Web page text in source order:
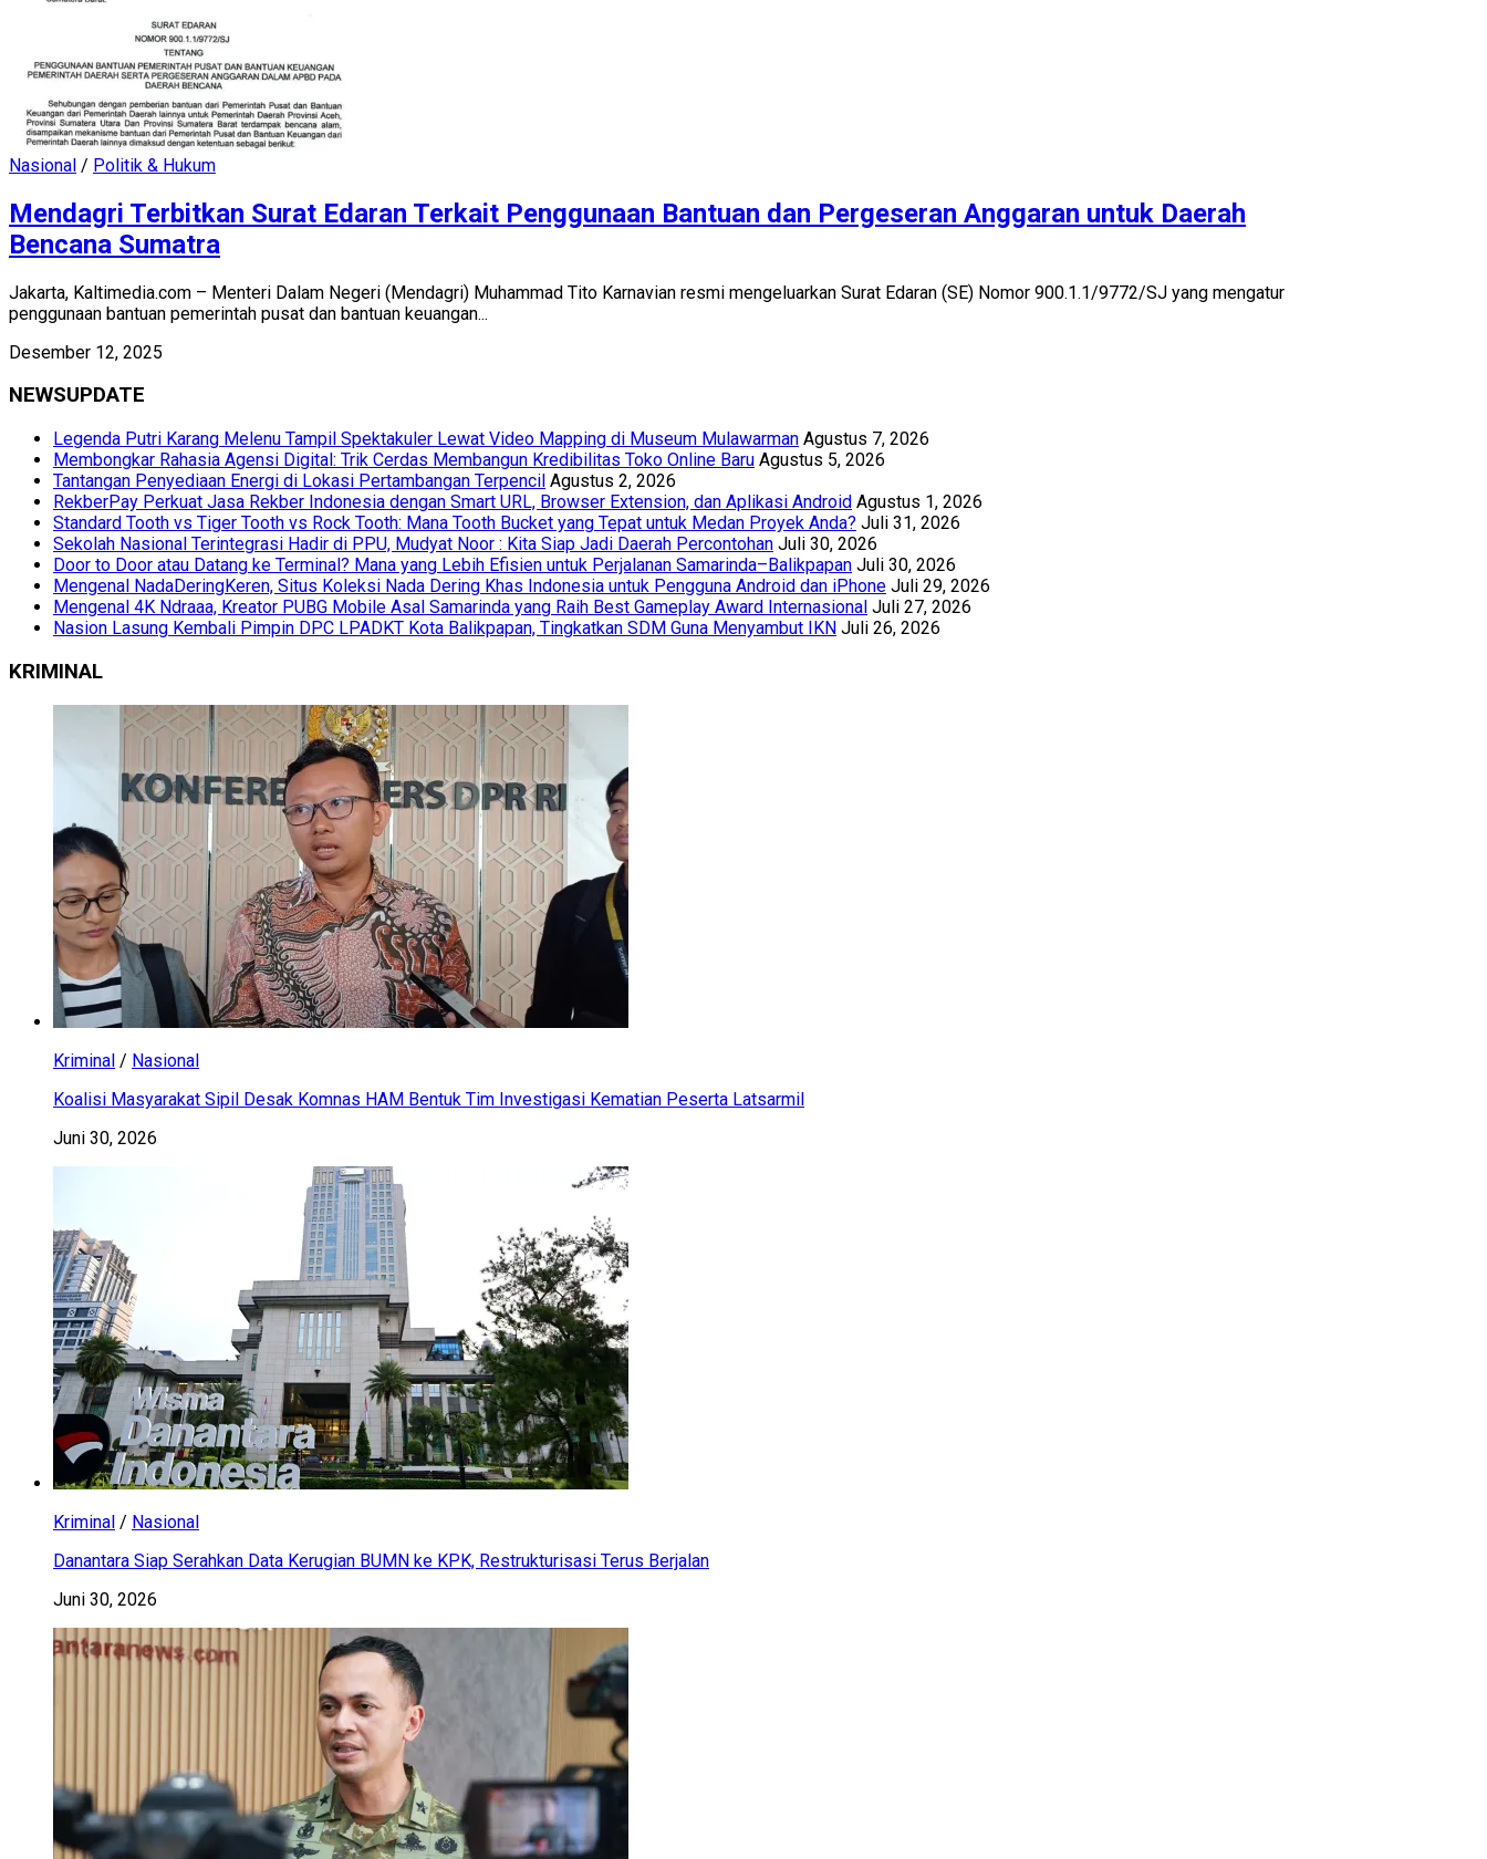
Nasional / Politik & Hukum
Mendagri Terbitkan Surat Edaran Terkait Penggunaan Bantuan dan Pergeseran Anggaran untuk Daerah
Bencana Sumatra
Jakarta, Kaltimedia.com – Menteri Dalam Negeri (Mendagri) Muhammad Tito Karnavian resmi mengeluarkan Surat Edaran (SE) Nomor 900.1.1/9772/SJ yang mengatur
penggunaan bantuan pemerintah pusat dan bantuan keuangan...
Desember 12, 2025
NEWSUPDATE
Legenda Putri Karang Melenu Tampil Spektakuler Lewat Video Mapping di Museum Mulawarman Agustus 7, 2026
Membongkar Rahasia Agensi Digital: Trik Cerdas Membangun Kredibilitas Toko Online Baru Agustus 5, 2026
Tantangan Penyediaan Energi di Lokasi Pertambangan Terpencil Agustus 2, 2026
RekberPay Perkuat Jasa Rekber Indonesia dengan Smart URL, Browser Extension, dan Aplikasi Android Agustus 1, 2026
Standard Tooth vs Tiger Tooth vs Rock Tooth: Mana Tooth Bucket yang Tepat untuk Medan Proyek Anda? Juli 31, 2026
Sekolah Nasional Terintegrasi Hadir di PPU, Mudyat Noor : Kita Siap Jadi Daerah Percontohan Juli 30, 2026
Door to Door atau Datang ke Terminal? Mana yang Lebih Efisien untuk Perjalanan Samarinda–Balikpapan Juli 30, 2026
Mengenal NadaDeringKeren, Situs Koleksi Nada Dering Khas Indonesia untuk Pengguna Android dan iPhone Juli 29, 2026
Mengenal 4K Ndraaa, Kreator PUBG Mobile Asal Samarinda yang Raih Best Gameplay Award Internasional Juli 27, 2026
Nasion Lasung Kembali Pimpin DPC LPADKT Kota Balikpapan, Tingkatkan SDM Guna Menyambut IKN Juli 26, 2026
KRIMINAL
Kriminal / Nasional
Koalisi Masyarakat Sipil Desak Komnas HAM Bentuk Tim Investigasi Kematian Peserta Latsarmil
Juni 30, 2026
Kriminal / Nasional
Danantara Siap Serahkan Data Kerugian BUMN ke KPK, Restrukturisasi Terus Berjalan
Juni 30, 2026